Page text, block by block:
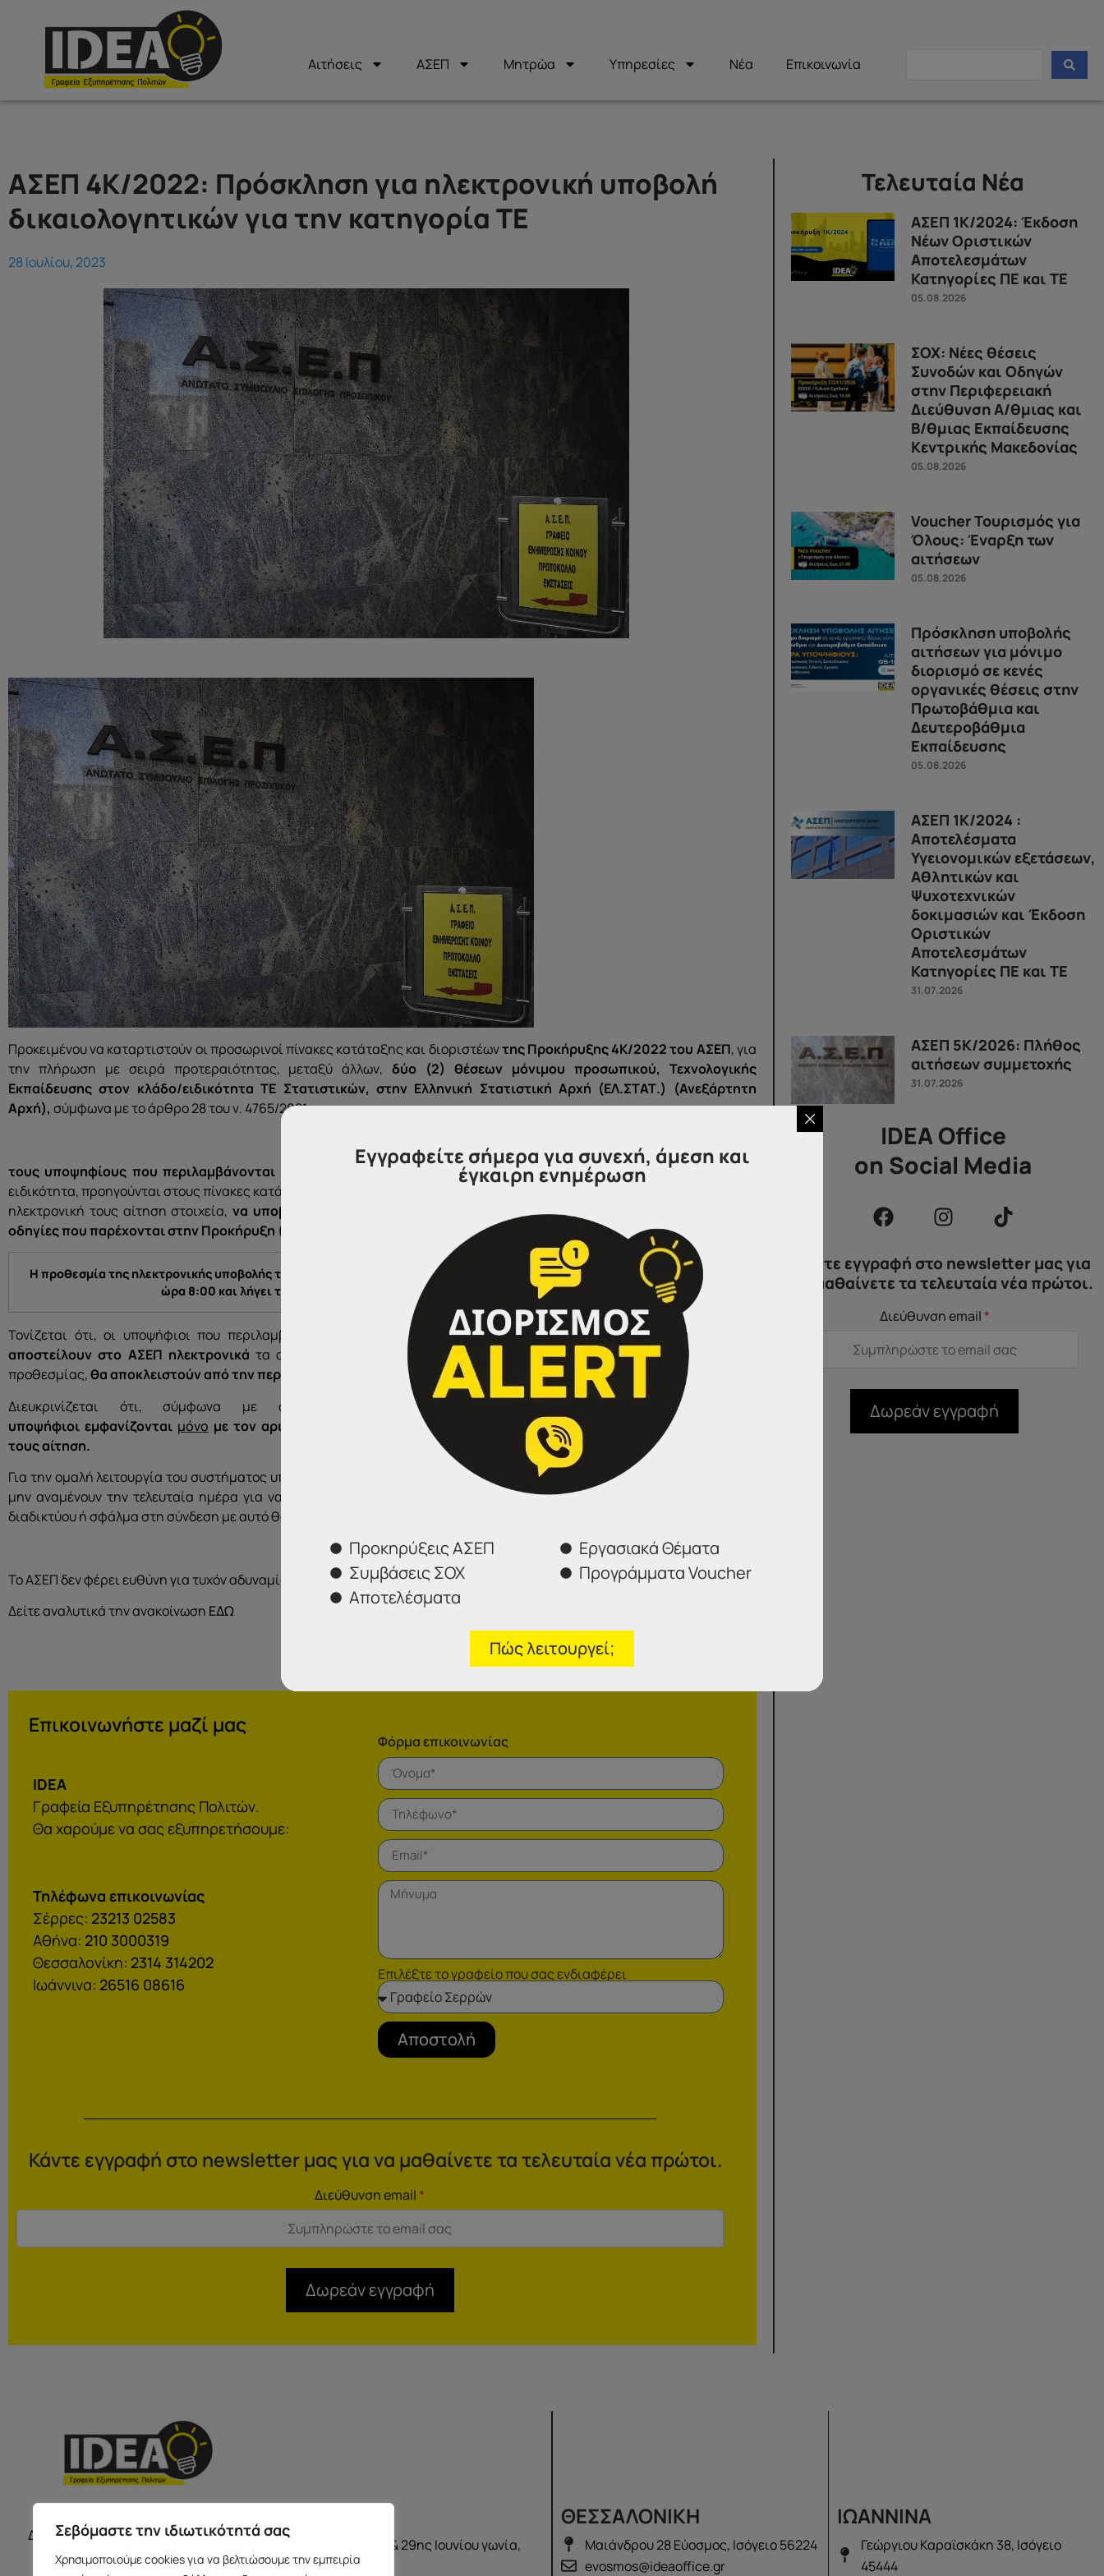
Σεβόμαστε την ιδιωτικότητά σας
Χρησιμοποιούμε cookies για να βελτιώσουμε την εμπειρία
Αιτήσεις ΑΣΕΠ Μητρώα Υπηρεσίες Νέα Επικοινωνία
ΑΣΕΠ 4Κ/2022: Πρόσκληση για ηλεκτρονική υποβολή
δικαιολογητικών για την κατηγορία ΤΕ
28 Ιουλίου, 2023
Προκειμένου να καταρτιστούν οι προσωρινοί πίνακες κατάταξης και διοριστέωντης Προκήρυξης 4Κ/2022 του ΑΣΕΠ, για
την πλήρωση με σειρά προτεραιότητας, μεταξύ άλλων,δύο (2) θέσεων μόνιμου προσωπικού, Τεχνολογικής
Εκπαίδευσης στον κλάδο/ειδικότητα ΤΕ Στατιστικών, στην Ελληνική Στατιστική Αρχή (ΕΛ.ΣΤΑΤ.) (Ανεξάρτητη
Αρχή), σύμφωνα με το άρθρο 28 του ν. 4765/2021,
τους υποψηφίους που περιλαμβάνονται στον
της παρούσας Ανακοίνωσης,οι οποίοι, στον εν λόγω κλάδο/
ειδικότητα, προηγούνται στους πίνακες κατάταξης με βάση τη συνολική τους βαθμολογία, σύμφωνα με τα δηλωθέντα στην
ηλεκτρονική τους αίτηση στοιχεία,να υποβάλουν ηλεκτρονικά τα απαιτούμενα δικαιολογητικά,
οδηγίες που παρέχονται στην Προκήρυξη (Παράρτημα ΣΤ΄)
Η προθεσμία της ηλεκτρονικής υποβολής των δικαιολογητικών (Β΄ Στάδιο)
την 31η Ιουλίου 2023 ημέρα Δευτέρα
ώρα 8:00 και λήγει τη 11η Αυγούστου 2023 ημέρα Παρασκευή καιώρα 14:00.
Τονίζεται ότι, οι υποψήφιοι που περιλαμβάνονται στον πίνακα της παρούσας Ανακοίνωσης καιοι οποίοι δεν θα
αποστείλουν στο ΑΣΕΠ ηλεκτρονικά τα απαιτούμενα κατά περίπτωση δικαιολογητικά εντός της προαναφερόμενης
προθεσμίας,θα αποκλειστούν από την περαιτέρω διαδικασία.
Διευκρινίζεται ότι, σύμφωνα με σχετική σύσταση του υπευθύνου Προστασίας Δεδομένων,
υποψήφιοι εμφανίζονται μόνο με τον αριθμό μητρώου υποψηφίου, ο οποίος αναγράφεται και στην ηλεκτρονική
τους αίτηση.
Για την ομαλή λειτουργία του συστήματος υποβολής των δικαιολογητικών συμμετοχής, συνιστάταιστους υποψήφιους να
μην αναμένουν την τελευταία ημέρα για να υποβάλουν την τα σχετικά δικαιολογητικά καθώς τυχόν υπερφόρτωση του
διαδικτύου ή σφάλμα στη σύνδεση με αυτό θα μπορούσε να οδηγήσει σε δυσκολία ή αδυναμία υποβολής αυτών.
Το ΑΣΕΠ δεν φέρει ευθύνη για τυχόν αδυναμία υποβολής που οφείλεται στους προαναφερόμενους παράγοντες.
Δείτε αναλυτικά την ανακοίνωση ΕΔΩ
Επικοινωνήστε μαζί μας
IDEA
Γραφεία Εξυπηρέτησης Πολιτών.
Θα χαρούμε να σας εξυπηρετήσουμε:
Τηλέφωνα επικοινωνίας
Σέρρες: 23213 02583
Αθήνα: 210 3000319
Θεσσαλονίκη: 2314 314202
Ιωάννινα: 26516 08616
Φόρμα επικοινωνίας
Επιλέξτε το γραφείο που σας ενδιαφέρει
Αποστολή
Κάντε εγγραφή στο newsletter μας για να μαθαίνετε τα τελευταία νέα πρώτοι.
Διεύθυνση email*
Δωρεάν εγγραφή
Τελευταία Νέα
ΑΣΕΠ 1Κ/2024: Έκδοση
Νέων Οριστικών
Αποτελεσμάτων
Κατηγορίες ΠΕ και ΤΕ
05.08.2026
ΣΟΧ: Νέες θέσεις
Συνοδών και Οδηγών
στην Περιφερειακή
Διεύθυνση Α/θμιας και
Β/θμιας Εκπαίδευσης
Κεντρικής Μακεδονίας
05.08.2026
Voucher Τουρισμός για
Όλους: Έναρξη των
αιτήσεων
05.08.2026
Πρόσκληση υποβολής
αιτήσεων για μόνιμο
διορισμό σε κενές
οργανικές θέσεις στην
Πρωτοβάθμια και
Δευτεροβάθμια
Εκπαίδευσης
05.08.2026
ΑΣΕΠ 1Κ/2024 :
Αποτελέσματα
Υγειονομικών εξετάσεων,
Αθλητικών και
Ψυχοτεχνικών
δοκιμασιών και Έκδοση
Οριστικών
Αποτελεσμάτων
Κατηγορίες ΠΕ και ΤΕ
31.07.2026
ΑΣΕΠ 5Κ/2026: Πλήθος
αιτήσεων συμμετοχής
31.07.2026
IDEA Office
on Social Media
Κάντε εγγραφή στο newsletter μας για
να μαθαίνετε τα τελευταία νέα πρώτοι.
Διεύθυνση email*
Δωρεάν εγγραφή
Δευτέρα με Παρασκευή 09:00-17:00
Παύλου Μελά & 29ης Ιουνίου γωνία,
Ισόγειο 62100
ΘΕΣΣΑΛΟΝΙΚΗ
Μαιάνδρου 28 Εύοσμος, Ισόγειο 56224
evosmos@ideaoffice.gr
ΙΩΑΝΝΙΝΑ
Γεώργιου Καραϊσκάκη 38, Ισόγειο
45444
Εγγραφείτε σήμερα για συνεχή, άμεση και
έγκαιρη ενημέρωση
Προκηρύξεις ΑΣΕΠ
Συμβάσεις ΣΟΧ
Αποτελέσματα
Εργασιακά Θέματα
Προγράμματα Voucher
Πώς λειτουργεί;